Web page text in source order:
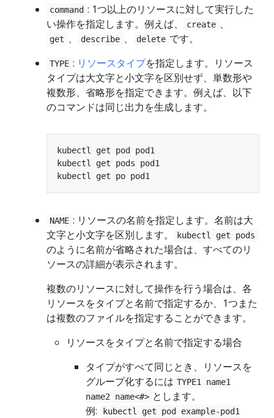
command : 1つ以上のリソースに対して実行した
い操作を指定します。例えば、
create 、
get 、 describe 、 delete です。
TYPE : リソースタイプを指定します。リソース
タイプは大文字と小文字を区別せず、単数形や
複数形、省略形を指定できます。例えば、以下
のコマンドは同じ出力を生成します。
NAME : リソースの名前を指定します。名前は大
文字と小文字を区別します。
kubectl get pods
のように名前が省略された場合は、すべてのリ
ソースの詳細が表示されます。
複数のリソースに対して操作を行う場合は、各
リソースをタイプと名前で指定するか、1つまた
は複数のファイルを指定することができます。
リソースをタイプと名前で指定する場合
タイプがすべて同じとき、リソースを
グループ化するには TYPE1 name1
name2 name<#> とします。
例:
kubectl get pod example-pod1